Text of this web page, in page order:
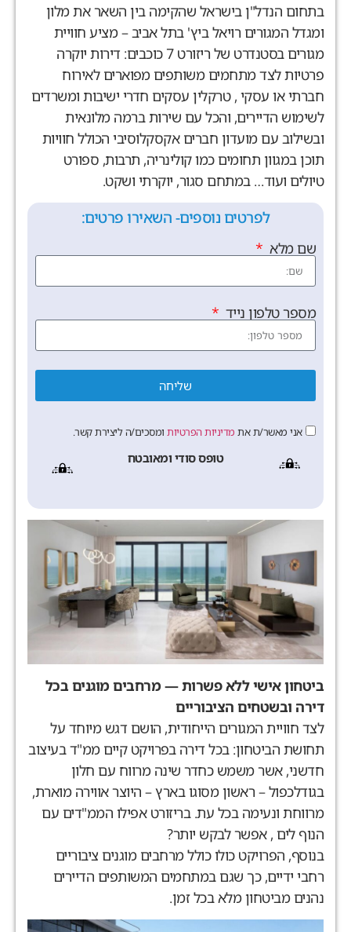
בתחום הנדל"ן בישראל שהקימה בין השאר את מלון
ומגדל המגורים רויאל ביץ' בתל אביב – מציע חוויית
מגורים בסטנדרט של ריזורט 7 כוכבים: דירות יוקרה
פרטיות לצד מתחמים משותפים מפוארים לאירוח
חברתי או עסקי , טרקלין עסקים חדרי ישיבות ומשרדים
לשימוש הדיירים, והכל עם שירות ברמה מלונאית
ובשילוב עם מועדון חברים אקסקלוסיבי הכולל חוויות
תוכן במגוון תחומים כמו קולינריה, תרבות, ספורט
טיולים ועוד… במתחם סגור, יוקרתי ושקט.
לפרטים נוספים- השאירו פרטים:
שם מלא
מספר טלפון נייד
אני מאשר/ת את מדיניות הפרטיות ומסכים/ה ליצירת קשר.
שליחה
טופס סודי ומאובטח
ביטחון אישי ללא פשרות — מרחבים מוגנים בכל
דירה ובשטחים הציבוריים
לצד חוויית המגורים הייחודית, הושם דגש מיוחד על
תחושת הביטחון: בכל דירה בפרויקט קיים ממ"ד בעיצוב
חדשני, אשר משמש כחדר שינה מרווח עם חלון
בגודלכפול – ראשון מסוגו בארץ – היוצר אווירה מוארת,
מרווחת ונעימה בכל עת. בריזורט אפילו הממ"דים עם
הנוף לים , אפשר לבקש יותר?
בנוסף, הפרויקט כולו כולל מרחבים מוגנים ציבוריים
רחבי ידיים, כך שגם במתחמים המשותפים הדיירים
נהנים מביטחון מלא בכל זמן.